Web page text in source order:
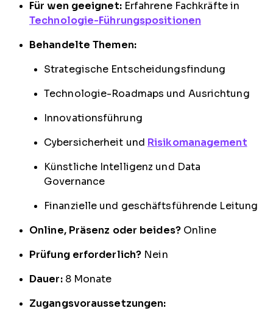
Für wen geeignet:Erfahrene Fachkräfte in
Technologie-Führungspositionen
Behandelte Themen:
Strategische Entscheidungsfindung
Technologie-Roadmaps und Ausrichtung
Innovationsführung
Cybersicherheit und Risikomanagement
Künstliche Intelligenz und Data
Governance
Finanzielle und geschäftsführende Leitung
Online, Präsenz oder beides?Online
Prüfung erforderlich? Nein
Dauer:8 Monate
Zugangsvoraussetzungen: